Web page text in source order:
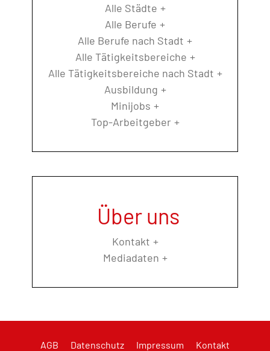
Alle Städte
Alle Berufe
Alle Berufe nach Stadt
Alle Tätigkeitsbereiche
Alle Tätigkeitsbereiche nach Stadt
Ausbildung
Minijobs
Top-Arbeitgeber
Über uns
Kontakt
Mediadaten
AGB Datenschutz Impressum Kontakt